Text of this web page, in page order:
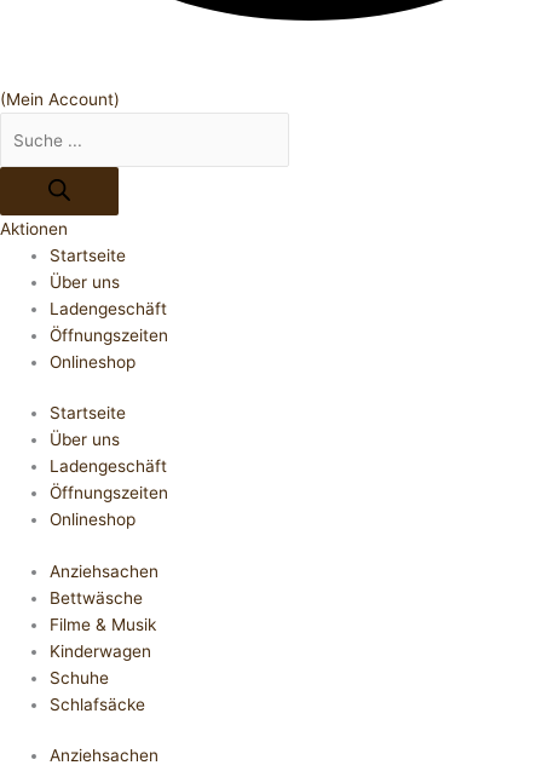
(Mein Account)
Aktionen
Startseite
Über uns
Ladengeschäft
Öffnungszeiten
Onlineshop
Startseite
Über uns
Ladengeschäft
Öffnungszeiten
Onlineshop
Anziehsachen
Bettwäsche
Filme & Musik
Kinderwagen
Schuhe
Schlafsäcke
Anziehsachen